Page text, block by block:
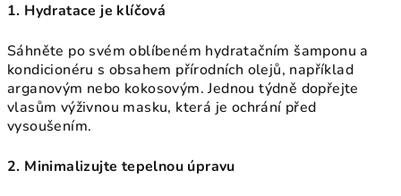
1. Hydratace je klíčová
Sáhněte po svém oblíbeném hydratačním šamponu a
kondicionéru s obsahem přírodních olejů, například
arganovým nebo kokosovým. Jednou týdně dopřejte
vlasům výživnou masku, která je ochrání před
vysoušením.
2. Minimalizujte tepelnou úpravu